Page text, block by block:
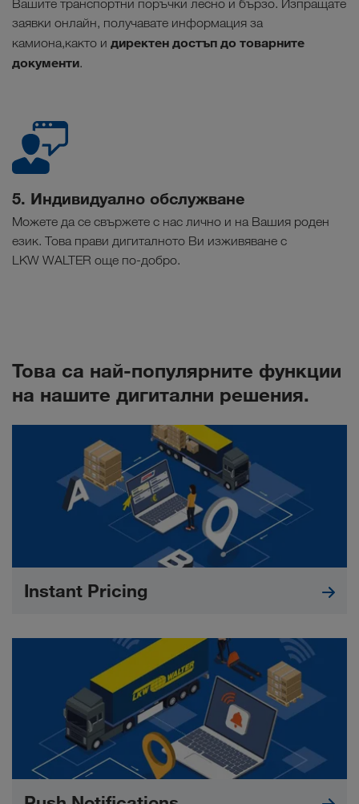
Вашите транспортни поръчки лесно и бързо. Изпращате
заявки онлайн, получавате информация за
камиона,както и директен достъп до товарните
документи.
5. Индивидуално обслужване
Можете да се свържете с нас лично и на Вашия роден
език. Това прави дигиталното Ви изживяване с
LKW WALTER още по-добро.
Това са най-популярните функции
на нашите дигитални решения.
Instant Pricing